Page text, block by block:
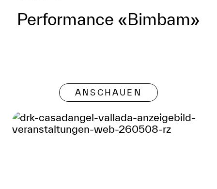
Performance «Bimbam»
ANSCHAUEN